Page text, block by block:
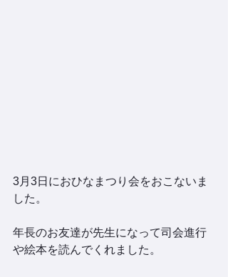
3月3日におひなまつり会をおこないま
した。
年長のお友達が先生になって司会進行
や絵本を読んでくれました。